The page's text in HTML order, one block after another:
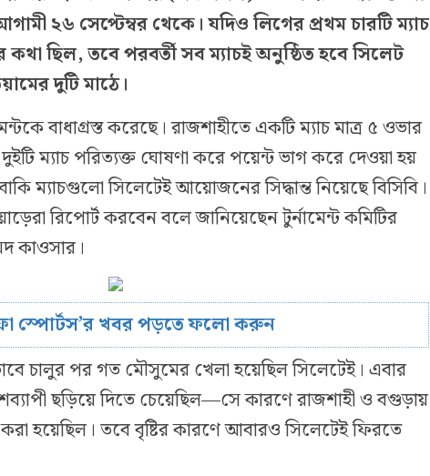
২৬ সেপ্টেম্বর থেকে। যদিও লিগের প্রথম চারটি ম্যাচ
ছিল, তবে পরবর্তী সব ম্যাচই অনুষ্ঠিত হবে সিলেট
দুটি মাঠে।
বাধাগ্রস্ত করেছে। রাজশাহীতে একটি ম্যাচ মাত্র ৫ ওভার
ম্যাচ পরিত্যক্ত ঘোষণা করে পয়েন্ট ভাগ করে দেওয়া হয়
ম্যাচগুলো সিলেটেই আয়োজনের সিদ্ধান্ত নিয়েছে বিসিবি।
রিপোর্ট করবেন বলে জানিয়েছেন টুর্নামেন্ট কমিটির
কাওসার।
স্পোর্টস’র খবর পড়তে ফলো করুন
চালুর পর গত মৌসুমের খেলা হয়েছিল সিলেটেই। এবার
ছড়িয়ে দিতে চেয়েছিল—সে কারণে রাজশাহী ও বগুড়ায়
হয়েছিল। তবে বৃষ্টির কারণে আবারও সিলেটেই ফিরতে